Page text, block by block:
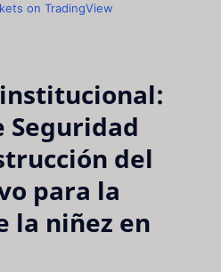
on TradingView
Seguridad
del
para la
la niñez en